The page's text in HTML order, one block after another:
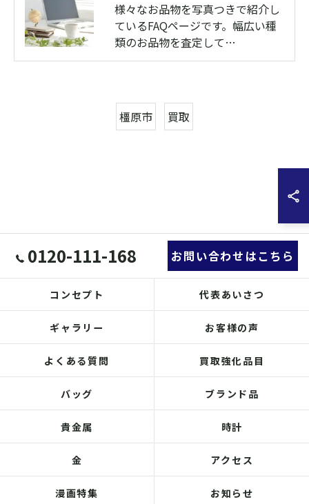
様々なお品物を写真つきで紹介し
ているFAQページです。幅広い種
類のお品物を査定して…
橿原市 買取
0120-111-168 お問い合わせはこちら
コンセプト 代表あいさつ
ギャラリー お客様の声
よくある質問 買取強化品目
バッグ ブランド品
貴金属 時計
金 アクセス
漫画特集 お知らせ